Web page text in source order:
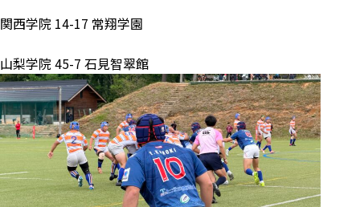
関西学院 14-17 常翔学園
山梨学院 45-7 石見智翠館